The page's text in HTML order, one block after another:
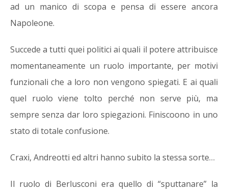
ad un manico di scopa e pensa di essere ancora
Napoleone.
Succede a tutti quei politici ai quali il potere attribuisce
momentaneamente un ruolo importante, per motivi
funzionali che a loro non vengono spiegati. E ai quali
quel ruolo viene tolto perché non serve più, ma
sempre senza dar loro spiegazioni. Finiscoono in uno
stato di totale confusione.
Craxi, Andreotti ed altri hanno subito la stessa sorte…
Il ruolo di Berlusconi era quello di “sputtanare” la